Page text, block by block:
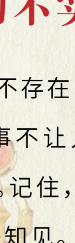
“既然要死亡，生命有何意义?”你的答案是什么？
对话